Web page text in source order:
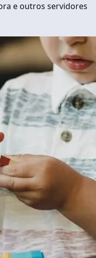
e outros servidores